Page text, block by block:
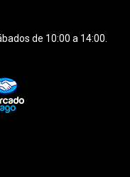
de 10:00 a 14:00.